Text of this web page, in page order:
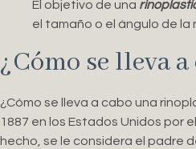
El objetivo de una
el tamaño o el ángulo de la
¿Cómo se lleva
¿Cómo se lleva a cabo una
1887 en los Estados Unidos por
hecho, se le considera el padre